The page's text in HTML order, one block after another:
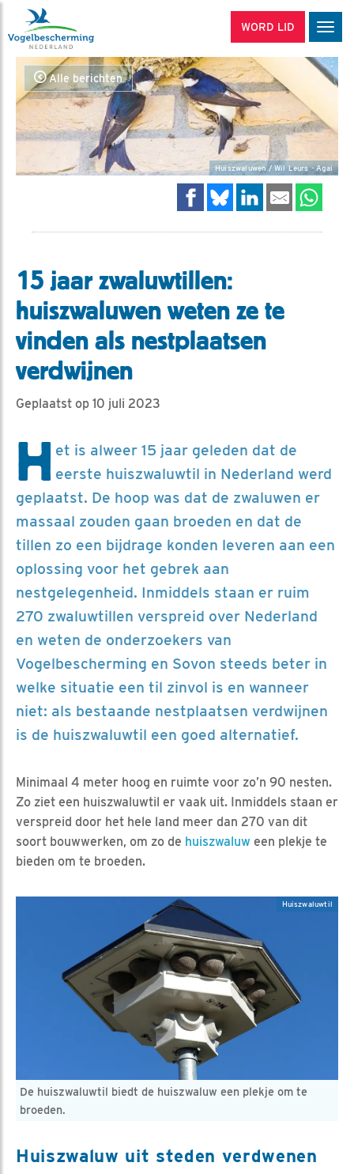
WORD LID
Alle berichten
Huiszwaluwen / Wil Leurs - Agai
15 jaar zwaluwtillen:
huiszwaluwen weten ze te
vinden als nestplaatsen
verdwijnen
Geplaatst op 10 juli 2023
H et is alweer 15 jaar geleden dat de
eerste huiszwaluwtil in Nederland werd
geplaatst. De hoop was dat de zwaluwen er
massaal zouden gaan broeden en dat de
tillen zo een bijdrage konden leveren aan een
oplossing voor het gebrek aan
nestgelegenheid. Inmiddels staan er ruim
270 zwaluwtillen verspreid over Nederland
en weten de onderzoekers van
Vogelbescherming en Sovon steeds beter in
welke situatie een til zinvol is en wanneer
niet: als bestaande nestplaatsen verdwijnen
is de huiszwaluwtil een goed alternatief.
Minimaal 4 meter hoog en ruimte voor zo’n 90 nesten.
Zo ziet een huiszwaluwtil er vaak uit. Inmiddels staan er
verspreid door het hele land meer dan 270 van dit
soort bouwwerken, om zo de huiszwaluw een plekje te
bieden om te broeden.
De huiszwaluwtil biedt de huiszwaluw een plekje om te
broeden.
Huiszwaluwtil
Huiszwaluw uit steden verdwenen